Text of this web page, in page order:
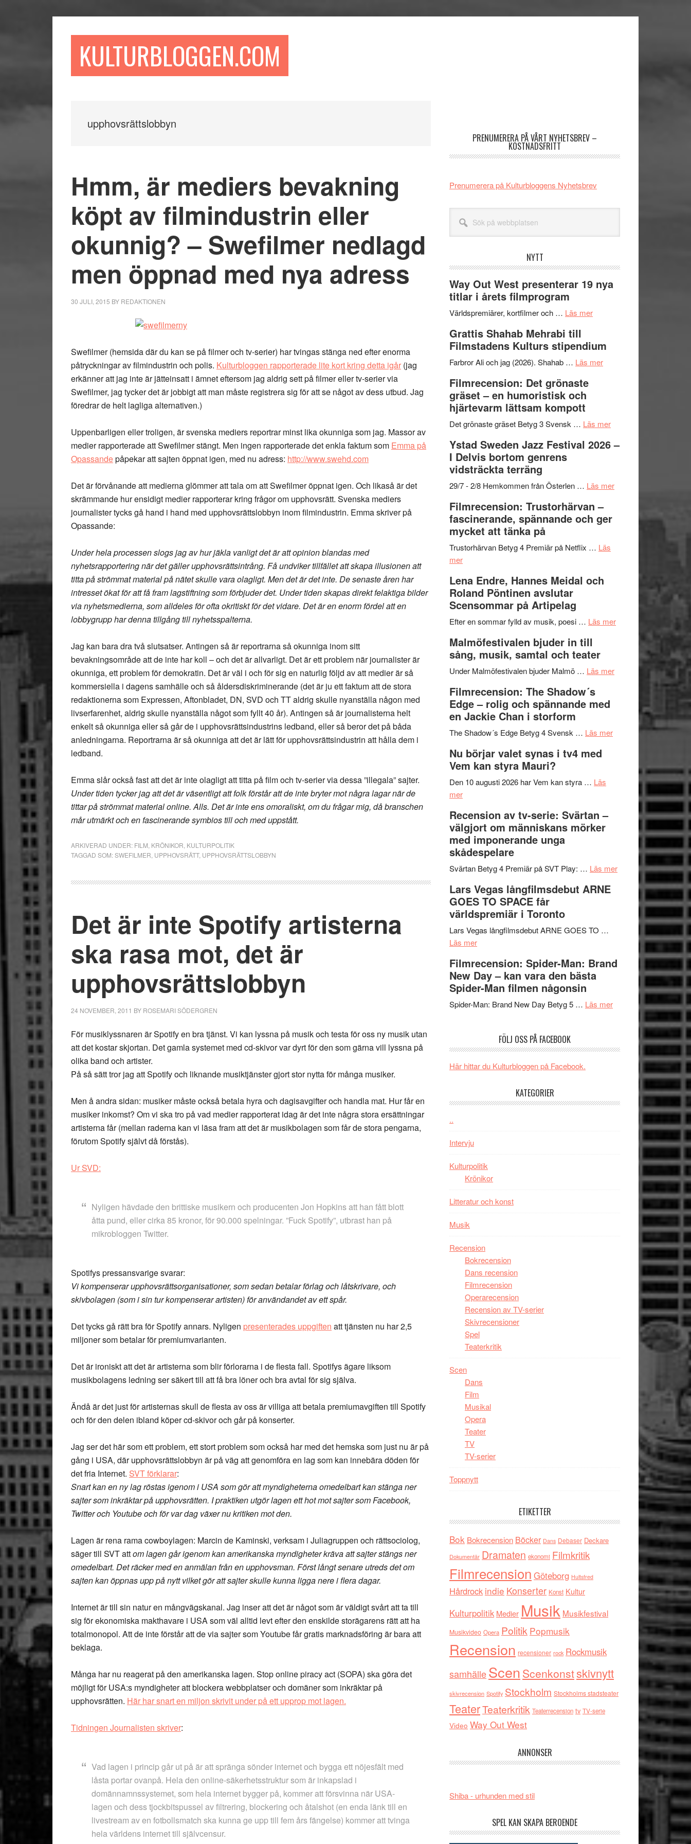
KULTURBLOGGEN.COM
upphovsrättslobbyn
Hmm, är mediers bevakning
köpt av filmindustrin eller
okunnig? – Swefilmer nedlagd
men öppnad med nya adress
30 JULI, 2015 BY REDAKTIONEN
Swefilmer (hemsida där du kan se på filmer och tv-serier) har tvingas stänga ned efter enorma
påtryckningar av filmindustrin och polis. Kulturbloggen rapporterade lite kort kring detta igår (jag
erkänner att jag inte är jätteinsatt i ämnet eftersom jag aldrig sett på filmer eller tv-serier via
Swefilmer, jag tycker det är jobbigt att man måste registrera sig för att se något av dess utbud. Jag
föredrar de helt lagliga alternativen.)
Uppenbarligen eller troligen, är svenska mediers reportrar minst lika okunniga som jag. Massor av
medier rapporterade att Swefilmer stängt. Men ingen rapporterade det enkla faktum som Emma på
Opassandepåpekar att sajten öppnat igen, med nu adress: http://www.swehd.com
Det är förvånande att medierna glömmer att tala om att Swefilmer öppnat igen. Och likaså är det
skrämmande hur ensidigt medier rapporterar kring frågor om upphovsrätt. Svenska mediers
journalister tycks gå hand i hand med upphovsrättslobbyn inom filmindustrin. Emma skriver på
Opassande:
Under hela processen slogs jag av hur jäkla vanligt det är att opinion blandas med
nyhetsrapportering när det gäller upphovsrättsintrång. Få undviker tillfället att skapa illusionen att
titta på strömmat material på nätet skulle vara olagligt. Men det är det inte. De senaste åren har
intresset ökat för att få fram lagstiftning som förbjuder det. Under tiden skapas direkt felaktiga bilder
via nyhetsmedierna, som alldeles för ofta okritiskt för det vidare. Det är en enorm fördel att en
lobbygrupp har denna tillgång till nyhetsspalterna.
Jag kan bara dra två slutsatser. Antingen så är reportrarna så okunniga inom sitt
bevakningsområde att de inte har koll – och det är allvarligt. Det är ett problem när journalister är
okunniga, ett problem för demokratin. Det är väl i och för sig en naturlig följd av att medier är så
kommersiella i dagens samhälle och så åldersdiskriminerande (det är ju ett faktum att de stora
redaktionerna som Expressen, Aftonbladet, DN, SVD och TT aldrig skulle nyanställa någon med
livserfarenhet, aldrig skulle nyanställa något som fyllt 40 år). Antingen så är journalisterna helt
enkelt så okunniga eller så går de i upphovsrättsindustrins ledband, eller så beror det på båda
anledningarna. Reportrarna är så okunniga att det är lätt för upphovsrättsindustrin att hålla dem i
ledband.
Emma slår också fast att det är inte olagligt att titta på film och tv-serier via dessa ”illegala” sajter.
Under tiden tycker jag att det är väsentligt att folk förstår att de inte bryter mot några lagar när de
tittar på strömmat material online. Alls. Det är inte ens omoraliskt, om du frågar mig, då branschen
mår utmärkt och en fascinerande symbios till och med uppstått.
ARKIVERAD UNDER: FILM KRÖNIKOR KULTURPOLITIK
TAGGAD SOM:SWEFILMER UPPHOVSRÄTT, UPPHOVSRÄTTSLOBBYN
Det är inte Spotify artisterna
ska rasa mot, det är
upphovsrättslobbyn
24 NOVEMBER, 2011 BY ROSEMARI SÖDERGREN
För musiklyssnaren är Spotify en bra tjänst. Vi kan lyssna på musik och testa för oss ny musik utan
att det kostar skjortan. Det gamla systemet med cd-skivor var dyrt för den som gärna vill lyssna på
olika band och artister.
På så sätt tror jag att Spotify och liknande musiktjänster gjort stor nytta för många musiker.
Men å andra sidan: musiker måste också betala hyra och dagisavgifter och handla mat. Hur får en
musiker inkomst? Om vi ska tro på vad medier rapporterat idag är det inte några stora ersättningar
artisterna får (mellan raderna kan vi läsa fram att det är musikbolagen som får de stora pengarna,
förutom Spotify självt då förstås).
Ur SVD:
Nyligen hävdade den brittiske musikern och producenten Jon Hopkins att han fått blott
åtta pund, eller cirka 85 kronor, för 90.000 spelningar. ”Fuck Spotify”, utbrast han på
mikrobloggen Twitter.
Spotifys pressansvarige svarar:
Vi kompenserar upphovsrättsorganisationer, som sedan betalar förlag och låtskrivare, och
skivbolagen (som i sin tur kompenserar artisten) för användandet av ett spår.
Det tycks gå rätt bra för Spotify annars. Nyligen presenterades uppgiften att tjänsten nu har 2,5
miljoner som betalar för premiumvarianten.
Det är ironiskt att det är artisterna som blir förlorarna i de flesta fall. Spotifys ägare liksom
musikbolagens ledning ser säkert till att få bra löner och bra avtal för sig själva.
Ändå är det just för artisternas skull de flesta av oss är villiga att betala premiumavgiften till Spotify
och för den delen ibland köper cd-skivor och går på konserter.
Jag ser det här som ett problem, ett stort problem som också har med det hemska som just nu är på
gång i USA, där upphovsrättslobbyn är på väg att genomföra en lag som kan innebära döden för
det fria Internet. SVT förklarar:
Snart kan en ny lag röstas igenom i USA som gör att myndigheterna omedelbart kan stänga ner
sajter som inkräktar på upphovsrätten. I praktiken utgör lagen ett hot mot sajter som Facebook,
Twitter och Youtube och för var dag växer nu kritiken mot den.
Lagen är rena rama cowboylagen: Marcin de Kaminski, verksam i Juliagruppen och rättsociolog,
säger till SVT attom lagen går igenom kan amerikanska myndigheter kräva att sajter stängs ner
omedelbart. Det räcker med en anmälan från en upphovsman. Först långt senare utreds det om
sajten kan öppnas upp på nytt vilket gör att sajter skulle kunna ligga nere i flera dagar.
Internet är till sin natur en mångvägskanal. Jag inser att det är något som är väldigt svårt att ta till
sig för ekonomiska makthavare i USA som väl alltid levt efter den enskilde storägarens rätt att ha
totalmonopol. Att de inte förstår att de via sajter som Youtube får gratis marknadsföring är bara att
beklaga.
Många har nu reagerat på den amerikanska lagen. Stop online piracy act (SOPA) ska göra det
möjligt för USA:s myndigheter att blockera webbplatser och domäner som inkräktar på
upphovsrätten. Här har snart en miljon skrivit under på ett upprop mot lagen.
Tidningen Journalisten skriver:
Vad lagen i princip går ut på är att spränga sönder internet och bygga ett nöjesfält med
låsta portar ovanpå. Hela den online-säkerhetsstruktur som är inkapslad i
domännamnssystemet, som hela internet bygger på, kommer att försvinna när USA-
lagen och dess tjockbitspussel av filtrering, blockering och åtalshot (en enda länk till en
livestream av en fotbollsmatch ska kunna ge upp till fem års fängelse) kommer att tvinga
hela världens internet till självcensur.
PRENUMERERA PÅ VÅRT NYHETSBREV –
KOSTNADSFRITT
Prenumerera på Kulturbloggens Nyhetsbrev
webbplatsen
NYTT
Way Out West presenterar 19 nya
titlar i årets filmprogram
Världspremiärer, kortfilmer och … Läs merom
West
presenterar
årets
Grattis Shahab Mehrabi till
Filmstadens Kulturs stipendium
Farbror Ali och jag (2026). Shahab … Läs merom
Filmstadens
stipendium
Filmrecension: Det grönaste
gräset – en humoristisk och
hjärtevarm lättsam kompott
Det grönaste gräset Betyg 3 Svensk … Läs merom
Det
–
och
Ystad Sweden Jazz Festival 2026 –
I Delvis bortom genrens
vidsträckta terräng
29/7 - 2/8 Hemkommen från Österlen … Läs merom
vidsträckta
Filmrecension: Trustorhärvan –
fascinerande, spännande och ger
mycket att tänka på
Trustorhärvan Betyg 4 Premiär på Netflix … Läs
merom
Trustorhärvan
–
fascinerande,
spännande
ger
mycket
att
på
Lena Endre, Hannes Meidal och
Roland Pöntinen avslutar
Scensommar på Artipelag
Efter en sommar fylld av musik, poesi … Läs merom
Hannes
Pöntinen
Scensommar
Malmöfestivalen bjuder in till
sång, musik, samtal och teater
Under Malmöfestivalen bjuder Malmö … Läs merom
Malmöfestivalen
Filmrecension: The Shadow´s
Edge – rolig och spännande med
en Jackie Chan i storform
The Shadow´s Edge Betyg 4 Svensk … Läs merom
Shadow
en
storform
Nu börjar valet synas i tv4 med
Vem kan styra Mauri?
Den 10 augusti 2026 har Vem kan styra … Läs
merom
börjar
valet
synas
i
tv4
Vem
kan
styra
Mauri?
Recension av tv-serie: Svärtan –
välgjort om människans mörker
med imponerande unga
skådespelare
Svärtan Betyg 4 Premiär på SVT Play: … Läs merom
Recension
välgjort
människans
mörker
skådespelare
Lars Vegas långfilmsdebut ARNE
GOES TO SPACE får
världspremiär i Toronto
Lars Vegas långfilmsdebut ARNE GOES TO …
Läs merom
Vegas
långfilmsdebut
ARNE
GOES
världspremiär
i
Filmrecension: Spider-Man: Brand
New Day – kan vara den bästa
Spider-Man filmen någonsin
Spider-Man: Brand New Day Betyg 5 … Läs merom
Brand
kan
FÖLJ OSS PÅ FACEBOOK
Här hittar du Kulturbloggen på Facebook.
KATEGORIER
..
Intervju
Kulturpolitik
Krönikor
Litteratur och konst
Musik
Recension
Bokrecension
Dans recension
Filmrecension
Operarecension
Recension av TV-serier
Skivrecensioner
Spel
Teaterkritik
Scen
Dans
Film
Musikal
Opera
Teater
TV
TV-serier
Toppnytt
ETIKETTER
Bok Bokrecension Böcker Dans Debaser Deckare
Dokumentär Dramaten ekonomi Filmkritik
Filmrecension Göteborg Hultsfred
Hårdrock indie Konserter Konst Kultur
Kulturpolitik Medier Musik Musikfestival
Musikvideo Opera Politik Popmusik
Recension recensioner rock Rockmusik
samhälleScen Scenkonstskivnytt
skivrecension Spotify Stockholm Stockholms stadsteater
TeaterTeaterkritik Teaterrecension tv TV-serie
Video Way Out West
ANNONSER
Shiba - urhunden med stil
SPEL KAN SKAPA BEROENDE